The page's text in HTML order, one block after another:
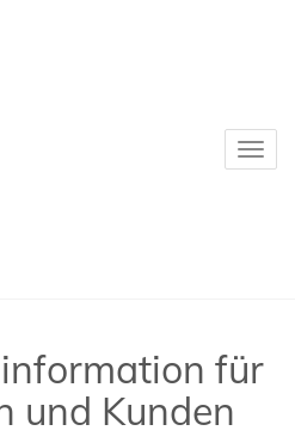
für
und Kunden